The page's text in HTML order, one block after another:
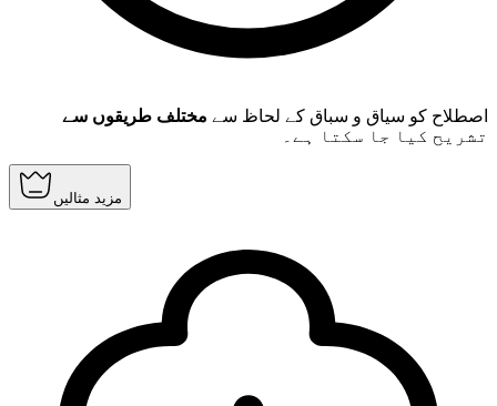
اصطلاح کو سیاق و سباق کے لحاظ سے مختلف طریقوں سے
تشریح کیا جا سکتا ہے۔
مزید مثالیں